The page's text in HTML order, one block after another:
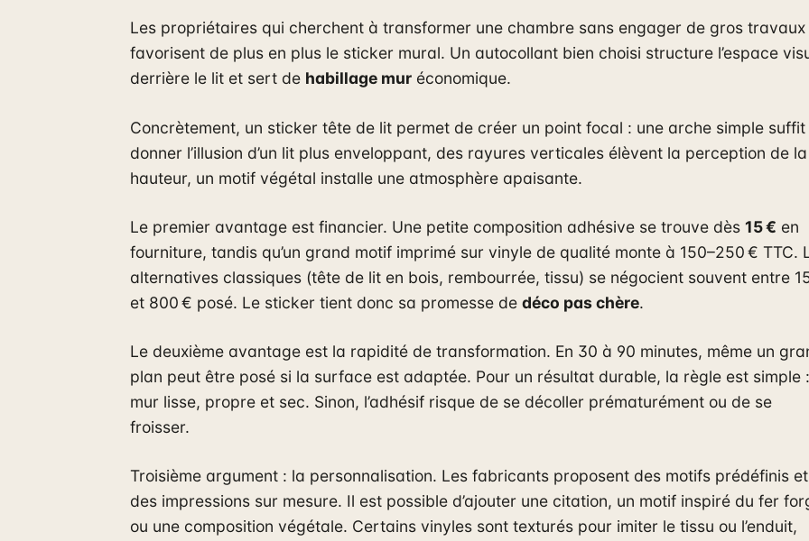
Les propriétaires qui cherchent à transformer une chambre sans engager de gros travaux
favorisent de plus en plus le sticker mural. Un autocollant bien choisi structure l’espace
derrière le lit et sert de habillage mur économique.
Concrètement, un sticker tête de lit permet de créer un point focal : une arche simple suffit
donner l’illusion d’un lit plus enveloppant, des rayures verticales élèvent la perception de la
hauteur, un motif végétal installe une atmosphère apaisante.
Le premier avantage est financier. Une petite composition adhésive se trouve dès 15 € en
fourniture, tandis qu’un grand motif imprimé sur vinyle de qualité monte à 150–250 € TTC.
alternatives classiques (tête de lit en bois, rembourrée, tissu) se négocient souvent entre
et 800 € posé. Le sticker tient donc sa promesse de déco pas chère.
Le deuxième avantage est la rapidité de transformation. En 30 à 90 minutes, même un
plan peut être posé si la surface est adaptée. Pour un résultat durable, la règle est simple :
mur lisse, propre et sec. Sinon, l’adhésif risque de se décoller prématurément ou de se
froisser.
Troisième argument : la personnalisation. Les fabricants proposent des motifs prédéfinis et
des impressions sur mesure. Il est possible d’ajouter une citation, un motif inspiré du fer
ou une composition végétale. Certains vinyles sont texturés pour imiter le tissu ou l’enduit,